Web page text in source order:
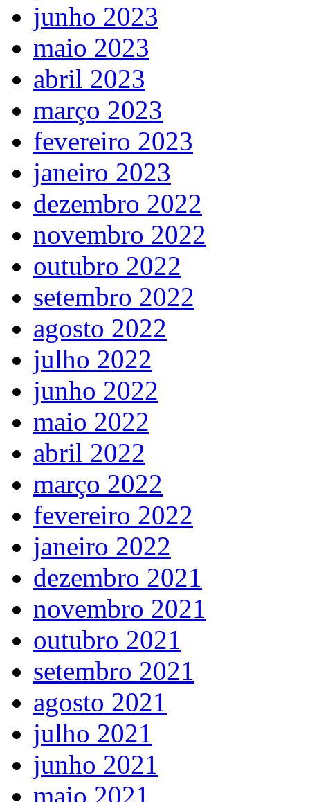
junho 2023
maio 2023
abril 2023
março 2023
fevereiro 2023
janeiro 2023
dezembro 2022
novembro 2022
outubro 2022
setembro 2022
agosto 2022
julho 2022
junho 2022
maio 2022
abril 2022
março 2022
fevereiro 2022
janeiro 2022
dezembro 2021
novembro 2021
outubro 2021
setembro 2021
agosto 2021
julho 2021
junho 2021
maio 2021